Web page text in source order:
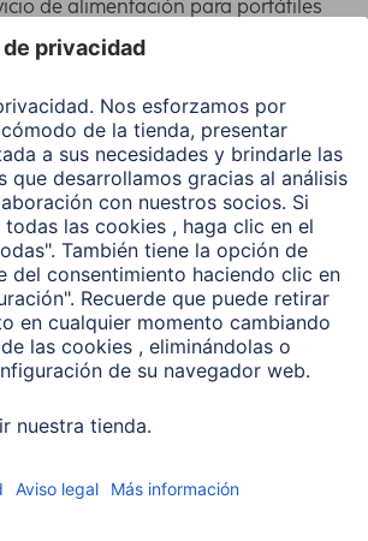
de alimentación para portátiles
Mundo